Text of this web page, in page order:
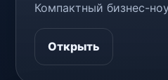
Компактный бизнес-
Открыть